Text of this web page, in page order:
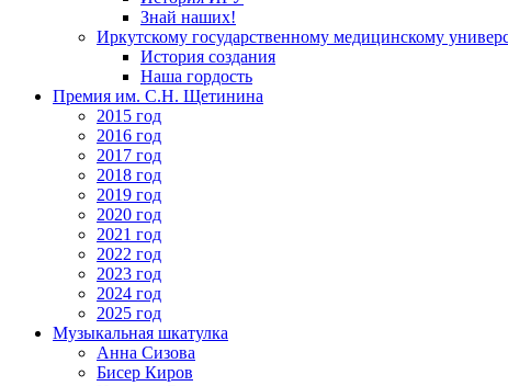
Знай наших!
Иркутскому государственному медицинскому
История создания
Наша гордость
Премия им. С.Н. Щетинина
2015 год
2016 год
2017 год
2018 год
2019 год
2020 год
2021 год
2022 год
2023 год
2024 год
2025 год
Музыкальная шкатулка
Анна Сизова
Бисер Киров